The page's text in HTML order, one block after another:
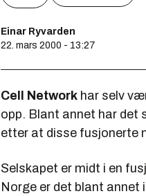
Einar Ryvarden
22. mars 2000 - 13:27
Cell Network har selv
opp. Blant annet har det
etter at disse fusjonerte
Selskapet er midt i en
Norge er det blant annet